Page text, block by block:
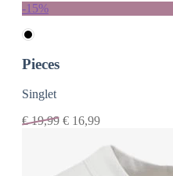
-15%
Pieces
Singlet
€19,99 € 16,99